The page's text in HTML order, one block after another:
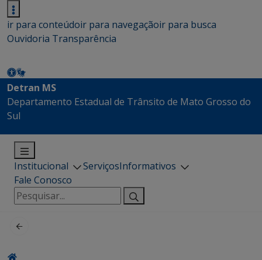
ir para conteúdoir para navegaçãoir para busca
Ouvidoria Transparência
Detran MS
Departamento Estadual de Trânsito de Mato Grosso do
Sul
Institucional ServiçosInformativos
Fale Conosco
Pesquisar
por: